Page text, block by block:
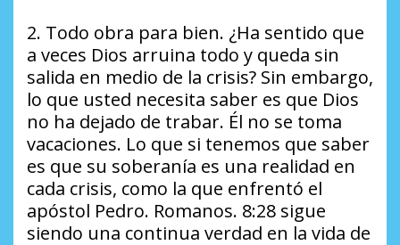
2. Todo obra para bien. ¿Ha sentido que
a veces Dios arruina todo y queda sin
salida en medio de la crisis? Sin embargo,
lo que usted necesita saber es que Dios
no ha dejado de trabar. Él no se toma
vacaciones. Lo que si tenemos que saber
es que su soberanía es una realidad en
cada crisis, como la que enfrentó el
apóstol Pedro. Romanos. 8:28 sigue
siendo una continua verdad en la vida de